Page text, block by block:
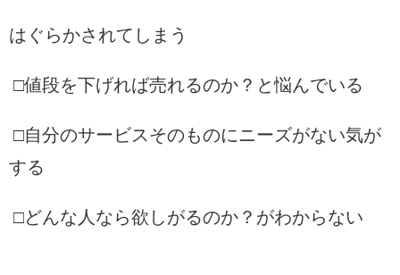
はぐらかされてしまう
□値段を下げれば売れるのか？と悩んでいる
□自分のサービスそのものにニーズがない気が
する
□どんな人なら欲しがるのか？がわからない